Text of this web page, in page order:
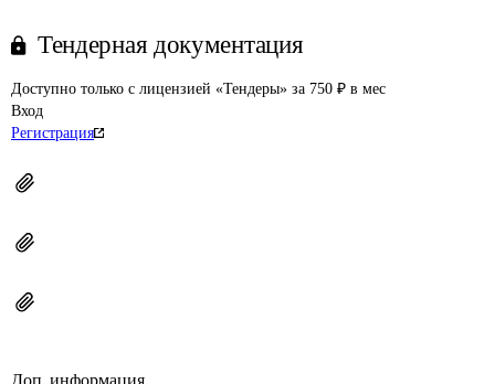
Тендерная документация
Доступно только с лицензией «Тендеры» за 750 ₽ в мес
Вход
Регистрация
Доп. информация